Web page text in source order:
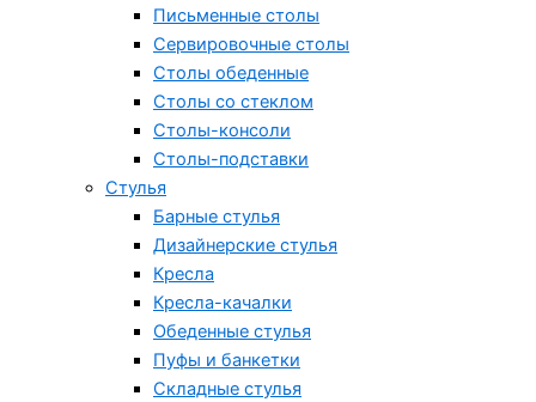
Письменные столы
Сервировочные столы
Столы обеденные
Столы со стеклом
Столы-консоли
Столы-подставки
Стулья
Барные стулья
Дизайнерские стулья
Кресла
Кресла-качалки
Обеденные стулья
Пуфы и банкетки
Складные стулья